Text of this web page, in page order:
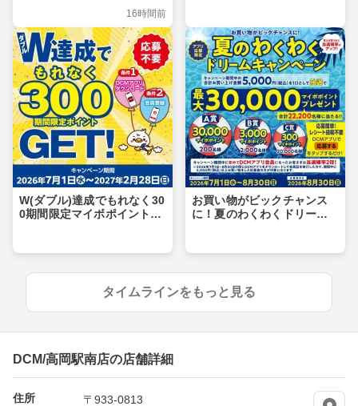
16時間前
W(ダブル)達成でもれなく30
0期間限定マイボポイントG
お買い物がビックチャンス
に！夏のわくわくドリーム
タイムラインをもっと見る
DCM/高岡駅南店の店舗詳細
住所
〒933-0813